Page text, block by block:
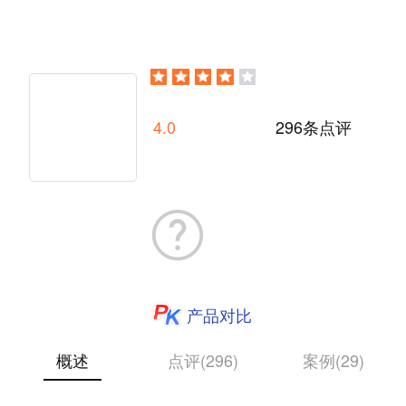
4.0 296条点评
产品对比
概述
点评(296) 案例(29)